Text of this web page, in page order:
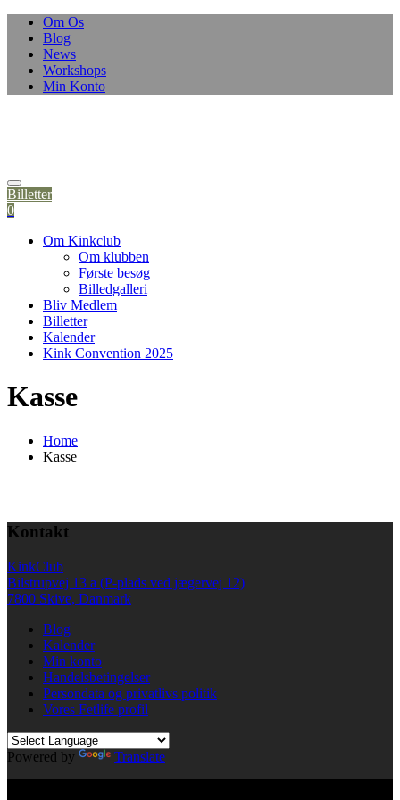
Om Os
Blog
News
Workshops
Min Konto
Billetter
0
Om Kinkclub
Om klubben
Første besøg
Billedgalleri
Bliv Medlem
Billetter
Kalender
Kink Convention 2025
Kasse
Home
Kasse
Kontakt
KinkClub
Bilstrupvej 13 a (P-plads ved jægervej 12)
7800 Skive, Danmark
Blog
Kalender
Min konto
Handelsbetingelser
Persondata og privatlivs politik
Vores Fetlife profil
Powered by
Translate